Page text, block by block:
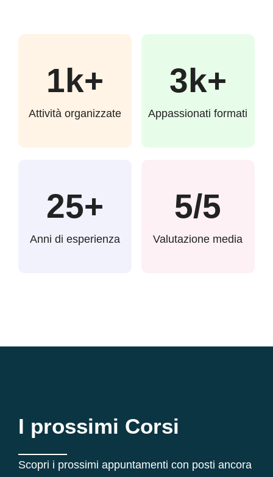
1k+
Attività organizzate
3k+
Appassionati formati
25+
Anni di esperienza
5/5
Valutazione media
I prossimi Corsi
Scopri i prossimi appuntamenti con posti ancora